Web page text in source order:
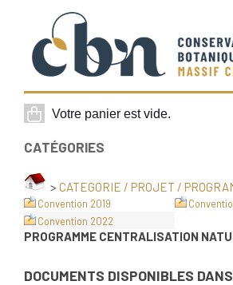
CATÉGORIES
> CATEGORIE / PROJET /
Convention 2019
Convention 2022
PROGRAMME CENTRALISATION
DOCUMENTS DISPONIBLES